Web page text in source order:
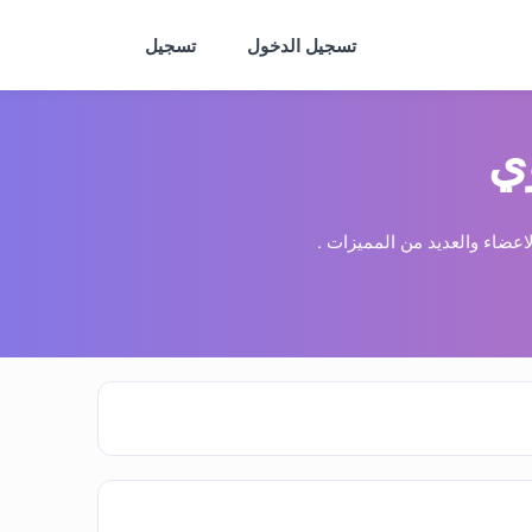
تسجيل الدخول تسجيل
والعديد من المميزات .